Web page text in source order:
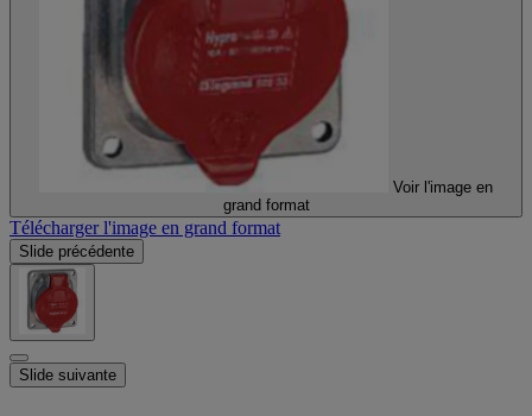
Voir l'image en
grand format
Télécharger l'image en grand format
Slide précédente
Slide suivante